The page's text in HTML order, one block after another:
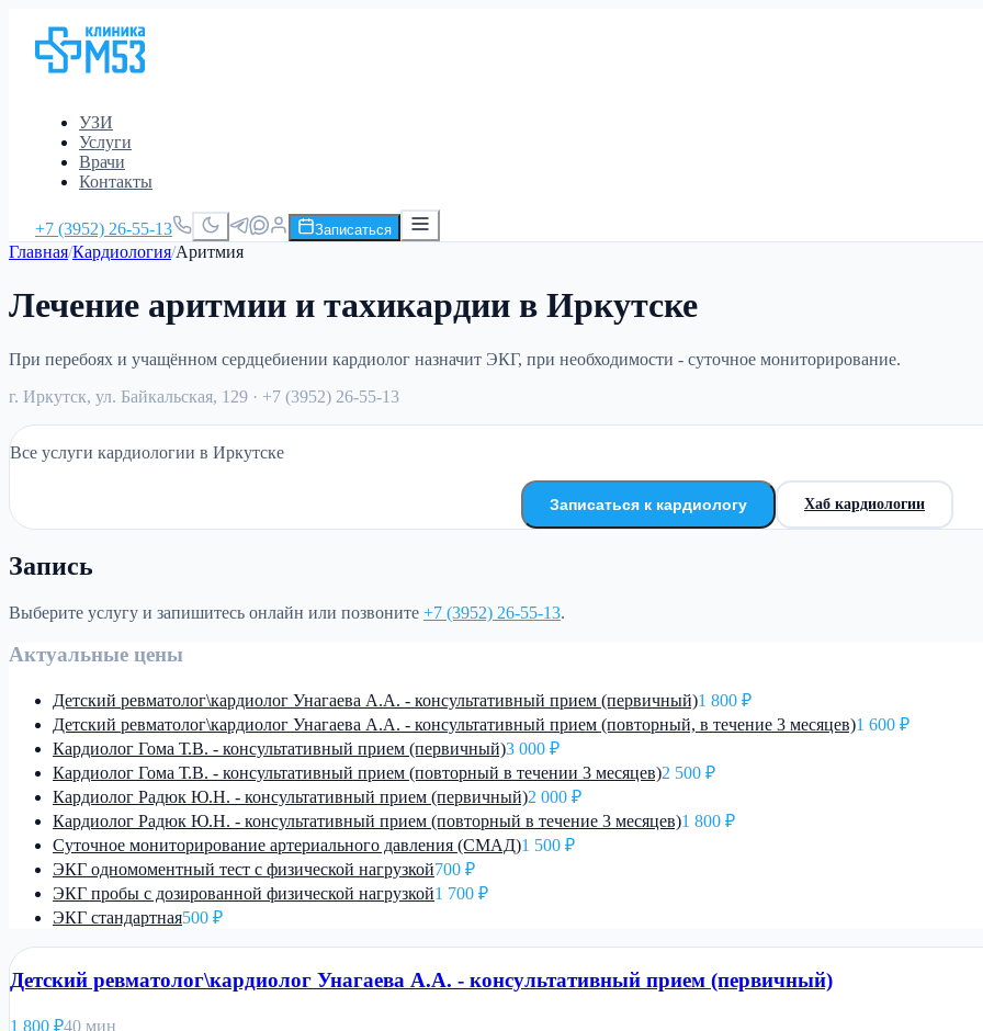
УЗИ
Услуги
Врачи
Контакты
+7 (3952) 26-55-13 Записаться
Главная/Кардиология/Аритмия
Лечение аритмии и тахикардии в Иркутске
При перебоях и учащённом сердцебиении кардиолог назначит ЭКГ, при необходимости - суточное мониторирование.
г. Иркутск, ул. Байкальская, 129 · +7 (3952) 26-55-13
Все услуги кардиологии в Иркутске
Записаться к кардиологу Хаб кардиологии
Запись
Выберите услугу и запишитесь онлайн или позвоните +7 (3952) 26-55-13.
Актуальные цены
Детский ревматолог\кардиолог Унагаева А.А. - консультативный прием (первичный)1 800 ₽
Детский ревматолог\кардиолог Унагаева А.А. - консультативный прием (повторный, в течение 3 месяцев)1 600 ₽
Кардиолог Гома Т.В. - консультативный прием (первичный)3 000 ₽
Кардиолог Гома Т.В. - консультативный прием (повторный в течении 3 месяцев)2 500 ₽
Кардиолог Радюк Ю.Н. - консультативный прием (первичный)2 000 ₽
Кардиолог Радюк Ю.Н. - консультативный прием (повторный в течение 3 месяцев)1 800 ₽
Суточное мониторирование артериального давления (СМАД)1 500 ₽
ЭКГ одномоментный тест с физической нагрузкой700 ₽
ЭКГ пробы с дозированной физической нагрузкой1 700 ₽
ЭКГ стандартная500 ₽
Детский ревматолог\кардиолог Унагаева А.А. - консультативный прием (первичный)
1 800 ₽40 мин